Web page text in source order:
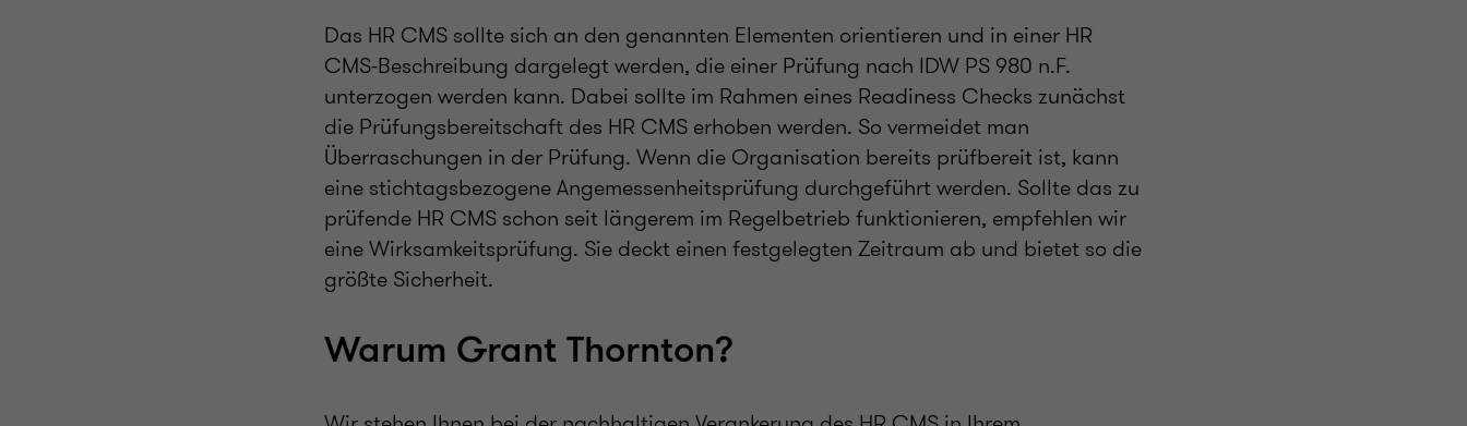
Das HR CMS sollte sich an den genannten Elementen orientieren und in einer HR
CMS-Beschreibung dargelegt werden, die einer Prüfung nach IDW PS 980 n.F.
unterzogen werden kann. Dabei sollte im Rahmen eines Readiness Checks zunächst
die Prüfungsbereitschaft des HR CMS erhoben werden. So vermeidet man
Überraschungen in der Prüfung. Wenn die Organisation bereits prüfbereit ist, kann
eine stichtagsbezogene Angemessenheitsprüfung durchgeführt werden. Sollte das zu
prüfende HR CMS schon seit längerem im Regelbetrieb funktionieren, empfehlen wir
eine Wirksamkeitsprüfung. Sie deckt einen festgelegten Zeitraum ab und bietet so die
größte Sicherheit.
Warum Grant Thornton?